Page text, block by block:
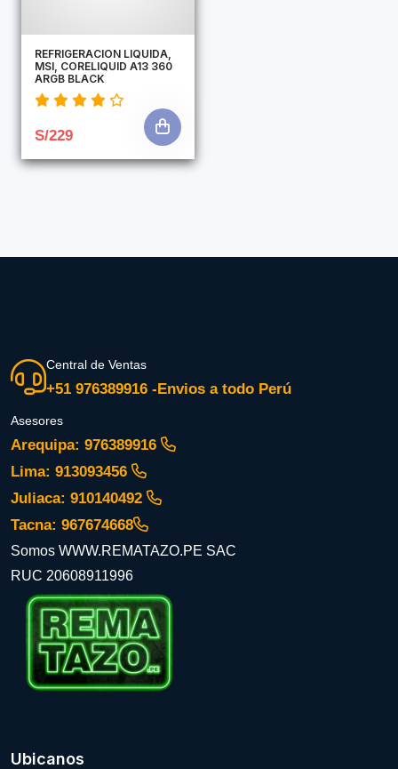
REFRIGERACION LIQUIDA,
MSI, CORELIQUID A13 360
ARGB BLACK
S/229
Central de Ventas
+51 976389916 -Envios a todo Perú
Asesores
Arequipa: 976389916
Lima: 913093456
Juliaca: 910140492
Tacna: 967674668
Somos WWW.REMATAZO.PE SAC
RUC 20608911996
Ubicanos